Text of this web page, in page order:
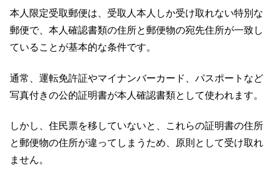
本人限定受取郵便は、受取人本人しか受け取れない特別な
郵便で、本人確認書類の住所と郵便物の宛先住所が一致し
ていることが基本的な条件です。
通常、運転免許証やマイナンバーカード、パスポートなど
写真付きの公的証明書が本人確認書類として使われます。
しかし、住民票を移していないと、これらの証明書の住所
と郵便物の住所が違ってしまうため、原則として受け取れ
ません。